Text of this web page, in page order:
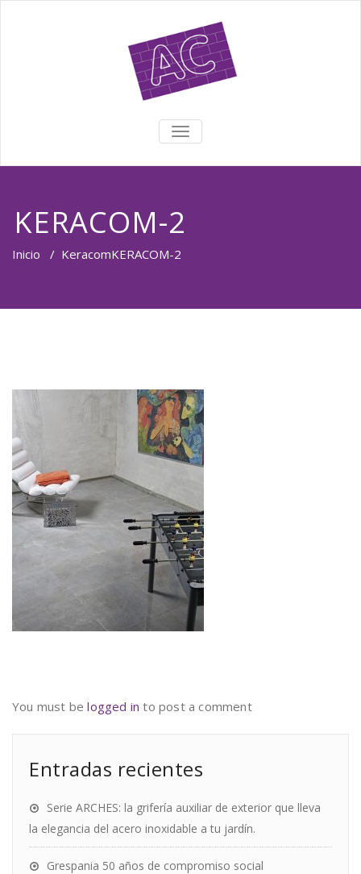
TOGGLE NAVIGATION
KERACOM-2
Inicio / KeracomKERACOM-2
You must belogged in to post a comment
Entradas recientes
Serie ARCHES: la grifería auxiliar de exterior que lleva
la elegancia del acero inoxidable a tu jardín.
Grespania 50 años de compromiso social